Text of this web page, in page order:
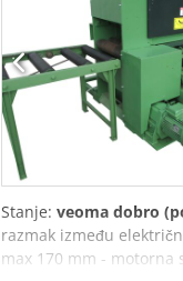
Stanje: veoma dobro
razmak između
max 170 mm - motorna